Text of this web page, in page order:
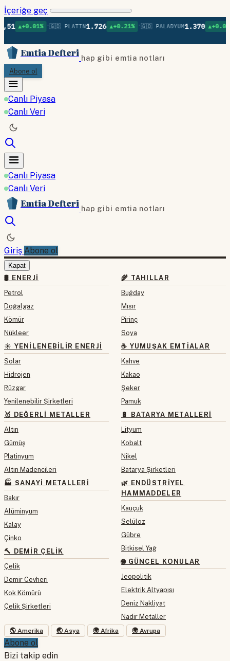
İçeriğe geç
•🇬🇧 PLATIN1.726 ▲+0.21% •🇬🇧 PALADYUM1.370 ▲+0.09% •🇬🇧
Emtia Defteri hap gibi emtia notları
Abone ol
Canlı Piyasa
Canlı Veri
Canlı Piyasa
Canlı Veri
Emtia Defteri hap gibi emtia notları
Giriş Abone ol
Kapat
🛢 ENERJI
Petrol
Doğalgaz
Kömür
Nükleer
☀️ YENILENEBILIR ENERJI
Solar
Hidrojen
Rüzgar
Yenilenebilir Şirketleri
🥇 DEĞERLI METALLER
Altın
Gümüş
Platinyum
Altın Madencileri
🏭 SANAYI METALLERI
Bakır
Alüminyum
Kalay
Çinko
🔨 DEMIR ÇELIK
Çelik
Demir Cevheri
Kok Kömürü
Çelik Şirketleri
🌾 TAHILLAR
Buğday
Mısır
Pirinç
Soya
☕ YUMUŞAK EMTIALAR
Kahve
Kakao
Şeker
Pamuk
🔋 BATARYA METALLERI
Lityum
Kobalt
Nikel
Batarya Şirketleri
🌿 ENDÜSTRIYEL
HAMMADDELER
Kauçuk
Selüloz
Gübre
Bitkisel Yağ
🌐 GÜNCEL KONULAR
Jeopolitik
Elektrik Altyapısı
Deniz Nakliyat
Nadir Metaller
🌎 Amerika 🌏 Asya 🌍 Afrika 🌍 Avrupa
Abone ol
Bizi takip edin